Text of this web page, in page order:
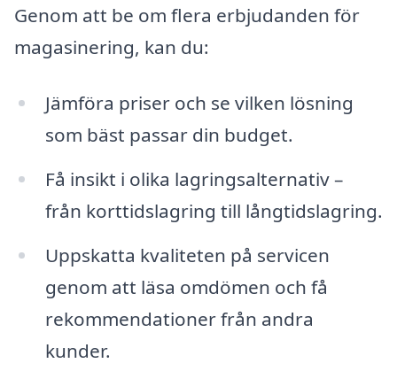
Genom att be om flera erbjudanden för
magasinering, kan du:
Jämföra priser och se vilken lösning
som bäst passar din budget.
Få insikt i olika lagringsalternativ –
från korttidslagring till långtidslagring.
Uppskatta kvaliteten på servicen
genom att läsa omdömen och få
rekommendationer från andra
kunder.